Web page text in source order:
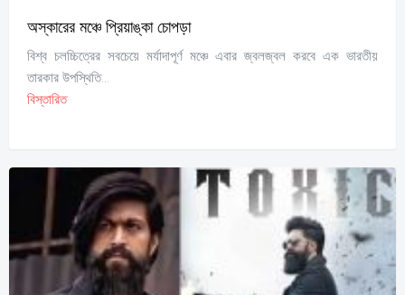
অস্কারের মঞ্চে প্রিয়াঙ্কা চোপড়া
বিশ্ব চলচ্চিত্রের সবচেয়ে মর্যাদাপূর্ণ মঞ্চে এবার জ্বলজ্বল করবে এক ভারতীয়
তারকার উপস্থিতি...
বিস্তারিত